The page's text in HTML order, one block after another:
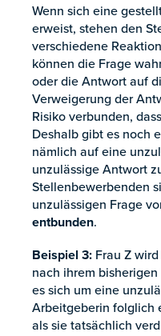
Wenn sich eine
erweist, stehen den
verschiedene
können die Frage
oder die Antwort auf
Verweigerung der
Risiko verbunden,
Deshalb gibt es noch
nämlich auf eine
unzulässige Antwort
Stellenbewerbenden
unzulässigen Frage
entbunden.
Beispiel 3: Frau Z
nach ihrem
es sich um eine
Arbeitgeberin folglich
als sie tatsächlich